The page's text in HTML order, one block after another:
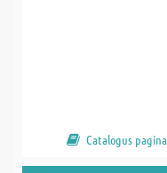
Catalogus pagina